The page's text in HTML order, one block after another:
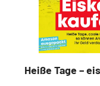
Heiße Tage –